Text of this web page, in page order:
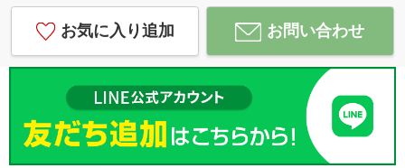
お気に入り追加 お問い合わせ